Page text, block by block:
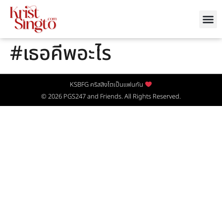
#เธอคีพอะไร
KSBFG คริสสิงโตเป็นแฟนกัน
© 2026 PGS247and Friends. All Rights Reserved.